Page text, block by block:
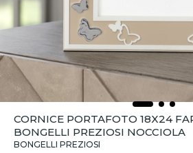
CORNICE PORTAFOTO 18X24
BONGELLI PREZIOSI NOCCIOLA
BONGELLI PREZIOSI